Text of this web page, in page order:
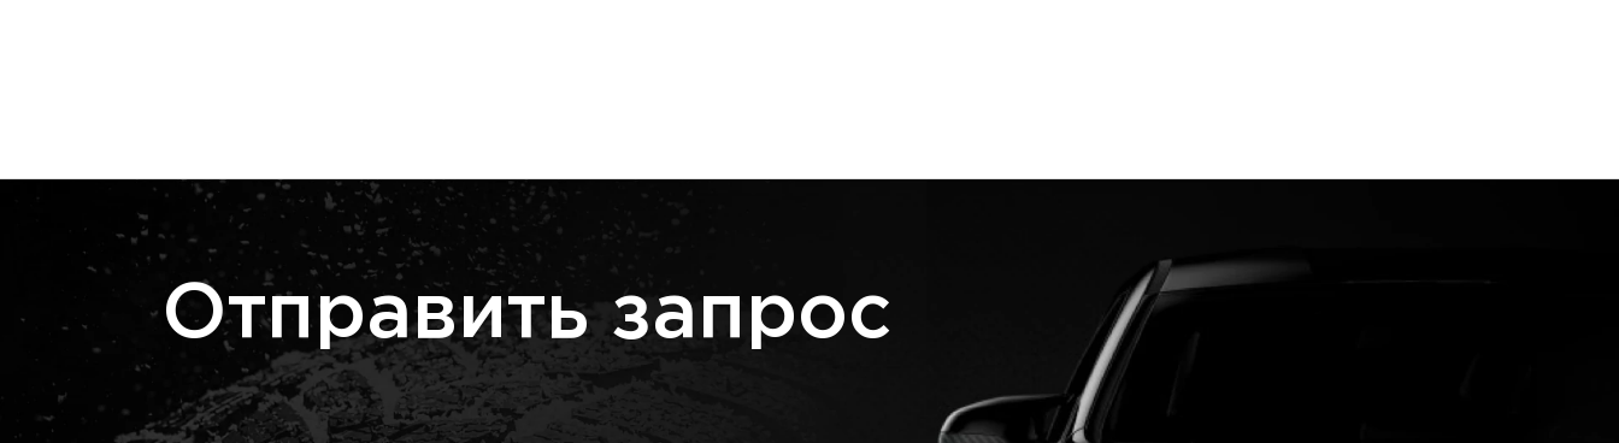
Отправить запрос